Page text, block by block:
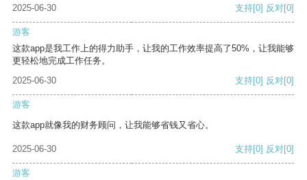
2025-06-30
支持[0] 反对[0]
游客
这款app是我工作上的得力助手，让我的工作效率提高了50%，让我能够
更轻松地完成工作任务。
2025-06-30
支持[0] 反对[0]
游客
这款app就像我的财务顾问，让我能够省钱又省心。
2025-06-30 支持[0] 反对[0]
游客